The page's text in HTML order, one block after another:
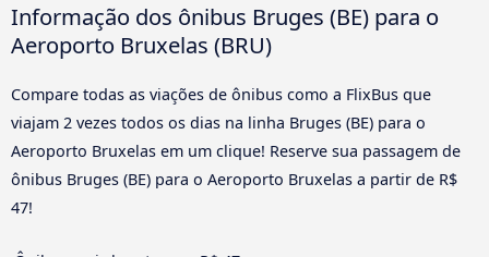
Informação dos ônibus Bruges (BE) para o
Aeroporto Bruxelas (BRU)
Compare todas as viações de ônibus como a FlixBus que
viajam 2 vezes todos os dias na linha Bruges (BE) para o
Aeroporto Bruxelas em um clique! Reserve sua passagem de
ônibus Bruges (BE) para o Aeroporto Bruxelas a partir de R$
47!